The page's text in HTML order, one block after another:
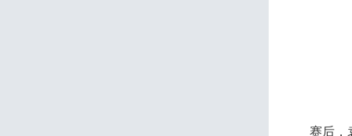
赛后，